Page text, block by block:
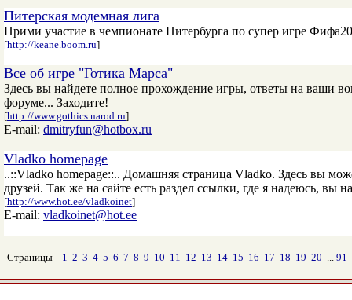
Питерская модемная лига
Прими участие в чемпионате Питербурга по супер игре
[http://keane.boom.ru]
Все об игре "Готика Марса"
Здесь вы найдете полное прохождение игры, ответы на ваши
форуме... Заходите!
[http://www.gothics.narod.ru]
E-mail: dmitryfun@hotbox.ru
Vladko homepage
..::Vladko homepage::.. Домашняя страница Vladko. Здесь вы
друзей. Так же на сайте есть раздел ссылки, где я надеюсь, вы
[http://www.hot.ee/vladkoinet]
E-mail: vladkoinet@hot.ee
Страницы 1 2 3 4 5 6 7 8 9 10 11 12 13 14 15 16 17 18 19 20 ... 91